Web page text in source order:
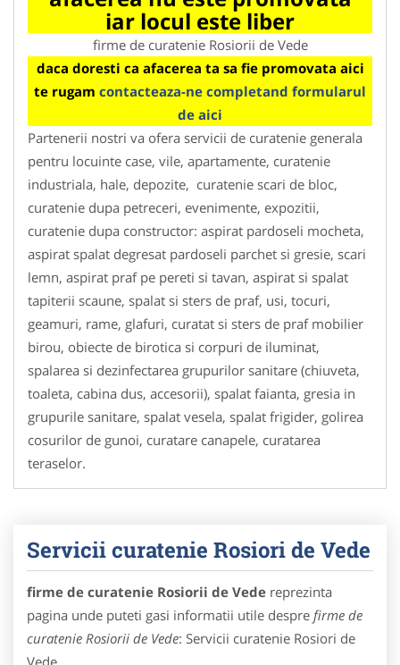
iar locul este liber
firme de curatenie Rosiorii de Vede
daca doresti ca afacerea ta sa fie promovata aici
te rugam contacteaza-ne completand formularul
de aici
Partenerii nostri va ofera servicii de curatenie generala
pentru locuinte case, vile, apartamente, curatenie
industriala, hale, depozite, curatenie scari de bloc,
curatenie dupa petreceri, evenimente, expozitii,
curatenie dupa constructor: aspirat pardoseli mocheta,
aspirat spalat degresat pardoseli parchet si gresie, scari
lemn, aspirat praf pe pereti si tavan, aspirat si spalat
tapiterii scaune, spalat si sters de praf, usi, tocuri,
geamuri, rame, glafuri, curatat si sters de praf mobilier
birou, obiecte de birotica si corpuri de iluminat,
spalarea si dezinfectarea grupurilor sanitare (chiuveta,
toaleta, cabina dus, accesorii), spalat faianta, gresia in
grupurile sanitare, spalat vesela, spalat frigider, golirea
cosurilor de gunoi, curatare canapele, curatarea
teraselor.
Servicii curatenie Rosiori de Vede
firme de curatenie Rosiorii de Vede reprezinta
pagina unde puteti gasi informatii utile despre firme de
curatenie Rosiorii de Vede: Servicii curatenie Rosiori de